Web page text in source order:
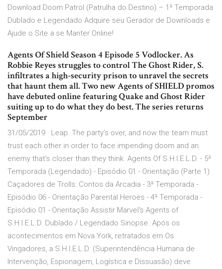
Download Doom Patrol (Patrulha do Destino) – 1ª Temporada
Dublado e Legendado Adquire seu Gerador de Downloads e
Ajude o Site a se Manter Online!
Agents Of Shield Season 4 Episode 5 Vodlocker. As
Robbie Reyes struggles to control The Ghost Rider, S.
infiltrates a high-security prison to unravel the secrets
that haunt them all. Two new Agents of SHIELD promos
have debuted online featuring Quake and Ghost Rider
suiting up to do what they do best. The series returns
September
31/05/2019 · Leap. The party’s over, and now the team must
trust each other in order to face impending doom and an
enemy that’s closer than they think. Agents Of S.H.I.E.L.D. - 5ª
Temporada (Legendado) - Episódio 01 - Orientação (Parte 1)
Caçadores de Trolls: Contos da Arcadia - 3ª Temporada -
Episódio 06 - Orientação Parental Heroes - 4ª Temporada -
Episódio 01 - Orientação Assistir Marvel's Agents of
S.H.I.E.L.D. Dublado / Legendado Sinopse. Após os
acontecimentos em Nova York, retratados em Os
Vingadores, a S.H.I.E.L.D. (Superintendência Humana de
Intervenção, Espionagem, Logística e Dissuasão) deve